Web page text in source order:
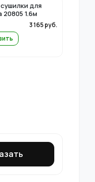
для
20805 1.6м
3 165руб.